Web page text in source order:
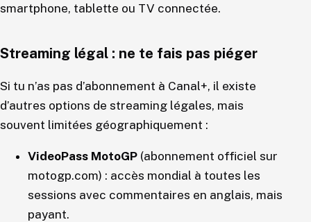
smartphone, tablette ou TV connectée.
Streaming légal : ne te fais pas piéger
Si tu n’as pas d’abonnement à Canal+, il existe
d’autres options de streaming légales, mais
souvent limitées géographiquement :
VideoPass MotoGP (abonnement officiel sur
motogp.com) : accès mondial à toutes les
sessions avec commentaires en anglais, mais
payant.